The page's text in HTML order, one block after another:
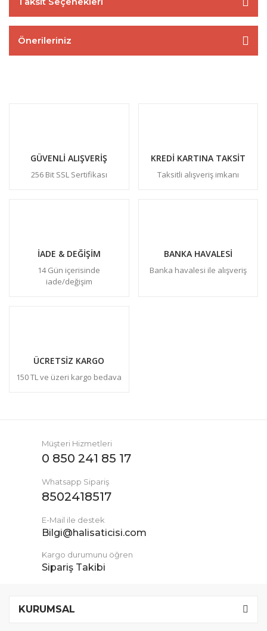
Önerileriniz
GÜVENLİ ALIŞVERİŞ
256 Bit SSL Sertifikası
KREDİ KARTINA TAKSİT
Taksitli alışveriş imkanı
İADE & DEĞİŞİM
14 Gün içerisinde
iade/değişim
BANKA HAVALESİ
Banka havalesi ile alışveriş
ÜCRETSİZ KARGO
150 TL ve üzeri kargo bedava
Müşteri Hizmetleri
0 850 241 85 17
Whatsapp Sipariş
8502418517
E-Mail ile destek
Bilgi@halisaticisi.com
Kargo durumunu öğren
Sipariş Takibi
KURUMSAL